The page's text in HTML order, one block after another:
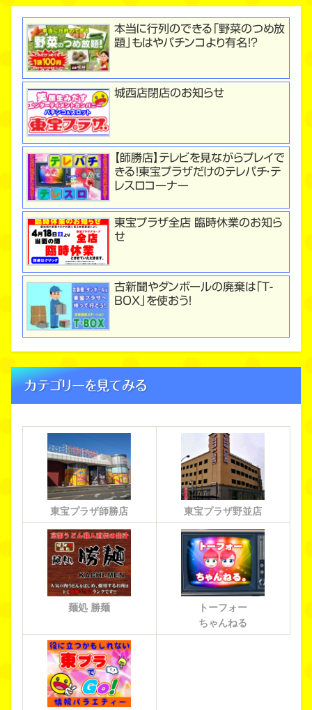
本当に行列のできる「野菜のつめ放
題」もはやパチンコより有名！？
城西店閉店のお知らせ
【師勝店】テレビを見ながらプレイで
きる！東宝プラザだけのテレパチ・テ
レスロコーナー
東宝プラザ全店 臨時休業のお知ら
せ
古新聞やダンボールの廃棄は「T-
BOX」を使おう！
カテゴリーを見てみる
東宝プラザ師勝店 東宝プラザ野並店
麺処 勝麺
トーフォー
ちゃんねる